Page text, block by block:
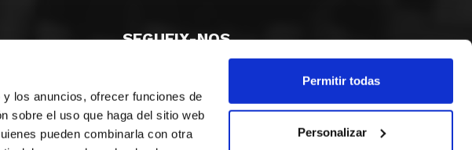
los anuncios, ofrecer funciones de
sobre el uso que haga del sitio web
pueden combinarla con otra
Permitir todas
Personalizar
SEGUEIX-NOS